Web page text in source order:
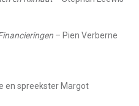
– Pien Verberne
en spreekster Margot